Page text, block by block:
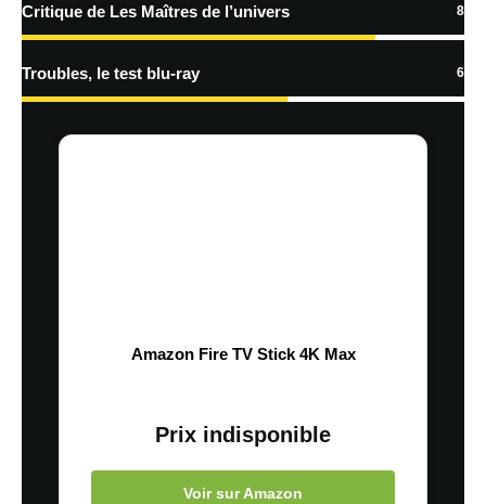
Critique de Les Maîtres de l’univers 8
Troubles, le test blu-ray 6
Amazon Fire TV Stick 4K Max
Prix indisponible
Voir sur Amazon